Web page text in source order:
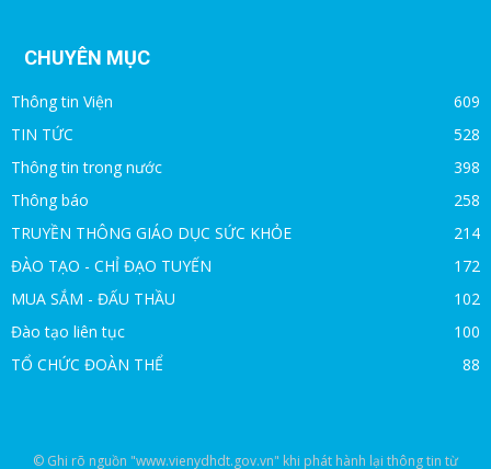
CHUYÊN MỤC
Thông tin Viện
609
TIN TỨC
528
Thông tin trong nước
398
Thông báo
258
TRUYỀN THÔNG GIÁO DỤC SỨC KHỎE
214
ĐÀO TẠO - CHỈ ĐẠO TUYẾN
172
MUA SẮM - ĐẤU THẦU
102
Đào tạo liên tục
100
TỔ CHỨC ĐOÀN THỂ
88
© Ghi rõ nguồn "www.vienydhdt.gov.vn" khi phát hành lại thông tin từ